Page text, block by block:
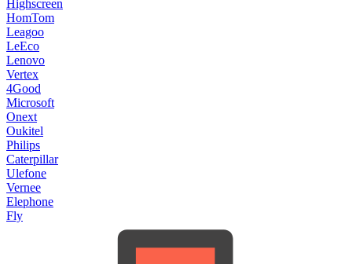
Highscreen
HomTom
Leagoo
LeEco
Lenovo
Vertex
4Good
Microsoft
Onext
Oukitel
Philips
Caterpillar
Ulefone
Vernee
Elephone
Fly